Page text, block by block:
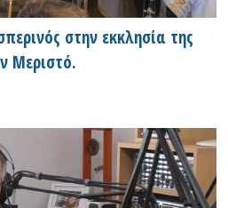
στην εκκλησία της
Μεριστό.